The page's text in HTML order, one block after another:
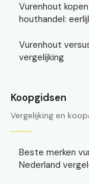
Vurenhout
houthandel:
Vurenhout
vergelijking
Koopgidsen
Vergelijking en
Beste merken
Nederland